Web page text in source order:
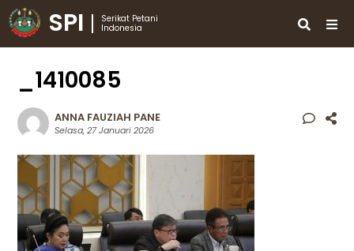
SPI
Serikat Petani
Indonesia
_1410085
ANNA FAUZIAH PANE
Selasa, 27 Januari 2026